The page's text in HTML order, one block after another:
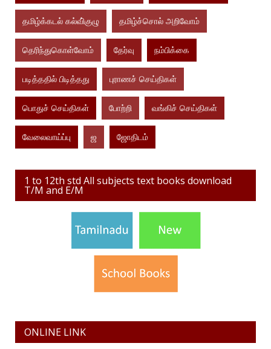
தமிழ்க்கடல் கல்வி்குழு தமிழ்ச்சொல் அறிவோம்
தெரிந்துகொள்வோம் தேர்வு நம்பிக்கை
படித்ததில் பிடித்தது புராணச் செய்திகள்
பொதுச் செய்திகள் போற்றி வங்கிச் செய்திகள்
வேலைவாய்ப்பு ஜ ஜோதிடம்
1 to 12th std All subjects text books download
T/M and E/M
ONLINE LINK